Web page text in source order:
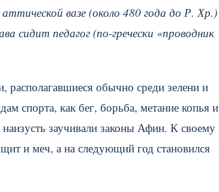
вазе (около 480 года до Р. Хр.)
сидит педагог (по-гречески «проводник
располагавшиеся обычно среди зелени и
спорта, как бег, борьба, метание копья и
заучивали законы Афин. К своему
и меч, а на следующий год становился